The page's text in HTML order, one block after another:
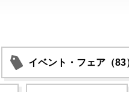
イベント・フェア（83